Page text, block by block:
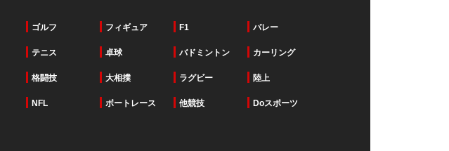
ゴルフ フィギュア F1 バレー
テニス 卓球 バドミントン カーリング
格闘技 大相撲 ラグビー 陸上
NFL ボートレース 他競技 Doスポーツ